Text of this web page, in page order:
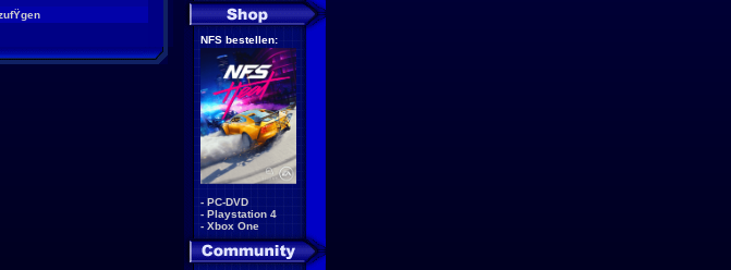
NFS bestellen:
- PC-DVD
- Playstation 4
- Xbox One